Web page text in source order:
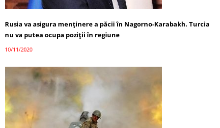
Rusia va asigura menținere a păcii în Nagorno-Karabakh. Turcia
nu va putea ocupa poziții în regiune
10/11/2020